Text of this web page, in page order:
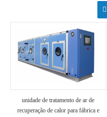
unidade de tratamento de ar de
recuperação de calor para fábrica e